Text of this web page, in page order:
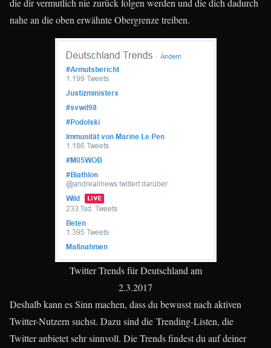
die dir vermutlich nie zurück folgen werden und die dich dadurch
nahe an die oben erwähnte Obergrenze treiben.
Twitter Trends für Deutschland am
2.3.2017
Deshalb kann es Sinn machen, dass du bewusst nach aktiven
Twitter-Nutzern suchst. Dazu sind die Trending-Listen, die
Twitter anbietet sehr sinnvoll. Die Trends findest du auf deiner